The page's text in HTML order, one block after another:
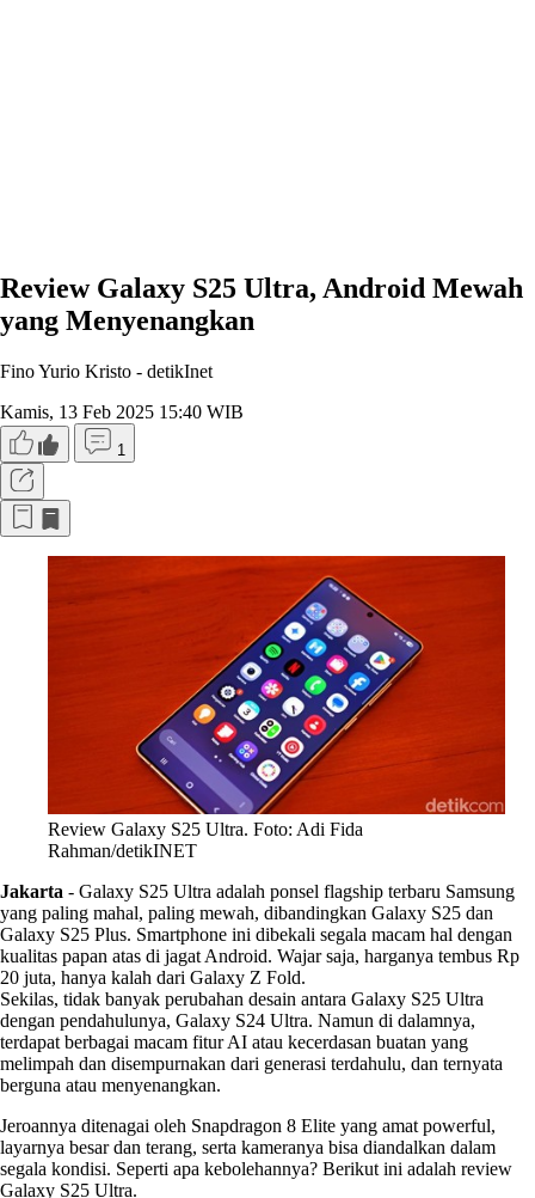
Review Galaxy S25 Ultra, Android Mewah
yang Menyenangkan
Fino Yurio Kristo - detikInet
Kamis, 13 Feb 2025 15:40 WIB
1
Review Galaxy S25 Ultra. Foto: Adi Fida
Rahman/detikINET
Jakarta - Galaxy S25 Ultra adalah ponsel flagship terbaru Samsung
yang paling mahal, paling mewah, dibandingkan Galaxy S25 dan
Galaxy S25 Plus. Smartphone ini dibekali segala macam hal dengan
kualitas papan atas di jagat Android. Wajar saja, harganya tembus Rp
20 juta, hanya kalah dari Galaxy Z Fold.
Sekilas, tidak banyak perubahan desain antara Galaxy S25 Ultra
dengan pendahulunya, Galaxy S24 Ultra. Namun di dalamnya,
terdapat berbagai macam fitur AI atau kecerdasan buatan yang
melimpah dan disempurnakan dari generasi terdahulu, dan ternyata
berguna atau menyenangkan.
Jeroannya ditenagai oleh Snapdragon 8 Elite yang amat powerful,
layarnya besar dan terang, serta kameranya bisa diandalkan dalam
segala kondisi. Seperti apa kebolehannya? Berikut ini adalah review
Galaxy S25 Ultra.